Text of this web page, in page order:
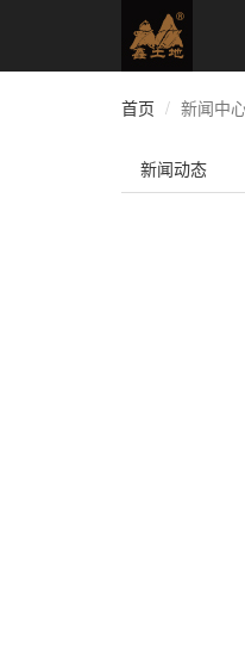
首页 新闻中
新闻动态